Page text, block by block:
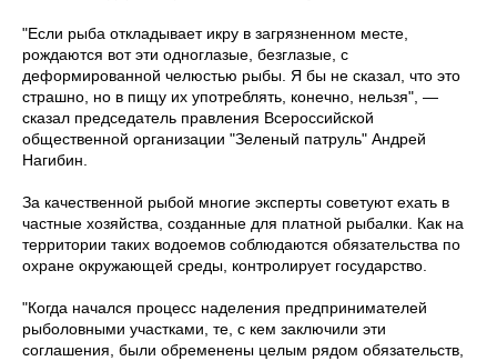
"Если рыба откладывает икру в загрязненном месте,
рождаются вот эти одноглазые, безглазые, с
деформированной челюстью рыбы. Я бы не сказал, что это
страшно, но в пищу их употреблять, конечно, нельзя", —
сказал председатель правления Всероссийской
общественной организации "Зеленый патруль" Андрей
Нагибин.
За качественной рыбой многие эксперты советуют ехать в
частные хозяйства, созданные для платной рыбалки. Как на
территории таких водоемов соблюдаются обязательства по
охране окружающей среды, контролирует государство.
"Когда начался процесс наделения предпринимателей
рыболовными участками, те, с кем заключили эти
соглашения, были обременены целым рядом обязательств,